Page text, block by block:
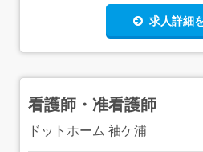
求人詳細
看護師・准看護師
ドットホーム 袖ケ浦